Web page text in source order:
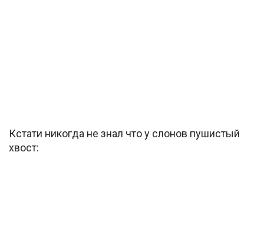
Кстати никогда не знал что у слонов пушистый
хвост: